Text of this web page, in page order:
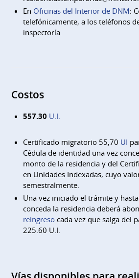
En Oficinas del Interior de DNM:
telefónicamente, a los teléfonos
inspectoría.
Costos
557.30 U.I.
Certificado migratorio 55,70 UI
Cédula de identidad una vez
monto de la residencia y del
en Unidades Indexadas, cuyo
semestralmente.
Una vez iniciado el trámite y
conceda la residencia deberá
reingresocada vez que salga del
225.60 U.I.